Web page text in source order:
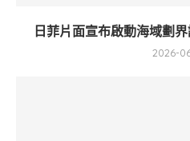
日菲片面宣布啟動海域劃
2026-